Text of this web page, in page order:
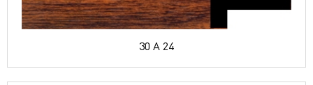
30 A 24